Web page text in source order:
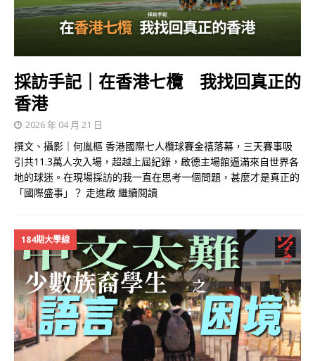
採訪手記｜在香港七欖 我找回真正的
香港
2026 年 04 月 21 日
撰文、攝影｜何胤樞 香港國際七人欖球賽金禧落幕，三天賽事吸
引共11.3萬人次入場，超越上屆紀錄，啟德主場館逼滿來自世界各
地的球迷。在現場採訪的我一直在思考一個問題，甚麼才是真正的
「國際盛事」？ 走進啟 繼續閱讀
184期大學線